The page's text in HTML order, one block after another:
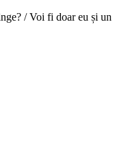
/ Voi fi doar eu și un